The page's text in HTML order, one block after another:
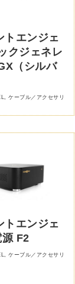
トエンジェ
クジェネレ
（シルバ
, ケーブル／アクセサリ
トエンジェ
F2
, ケーブル／アクセサリ